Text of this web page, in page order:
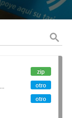
zip
otro
otro